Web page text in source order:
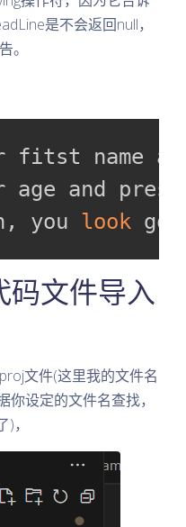
是不会返回null，
。
fitst name
age and press
you look
码文件导入
文件(这里我的文件名
设定的文件名查找，
，